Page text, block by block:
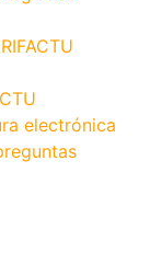
electrónica